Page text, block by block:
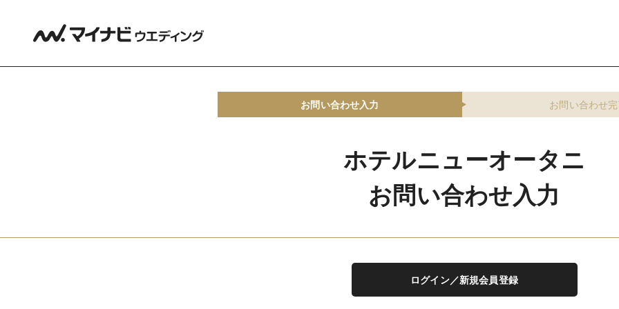
お問い合わせ入力 お問い合わせ
ホテルニューオータニ
お問い合わせ入力
ログイン／新規会員登録